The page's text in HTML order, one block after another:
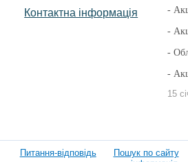
Контактна інформація
-
-
-
-
15
Питання-відповідь Пошук по сайту